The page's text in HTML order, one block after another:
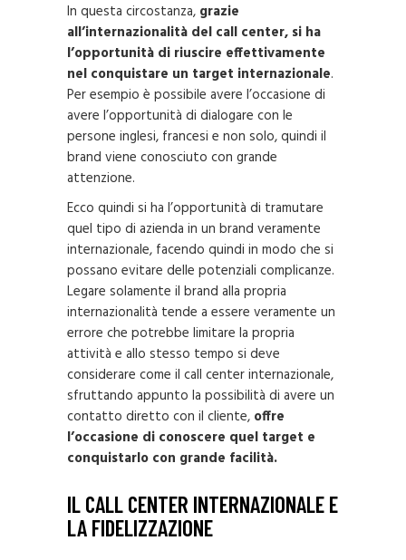
In questa circostanza, grazie
all’internazionalità del call center, si ha
l’opportunità di riuscire effettivamente
nel conquistare un target internazionale.
Per esempio è possibile avere l’occasione di
avere l’opportunità di dialogare con le
persone inglesi, francesi e non solo, quindi il
brand viene conosciuto con grande
attenzione.
Ecco quindi si ha l’opportunità di tramutare
quel tipo di azienda in un brand veramente
internazionale, facendo quindi in modo che si
possano evitare delle potenziali complicanze.
Legare solamente il brand alla propria
internazionalità tende a essere veramente un
errore che potrebbe limitare la propria
attività e allo stesso tempo si deve
considerare come il call center internazionale,
sfruttando appunto la possibilità di avere un
contatto diretto con il cliente, offre
l’occasione di conoscere quel target e
conquistarlo con grande facilità.
IL CALL CENTER INTERNAZIONALE E
LA FIDELIZZAZIONE